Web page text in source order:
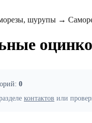
шурупы →
0
контактов или